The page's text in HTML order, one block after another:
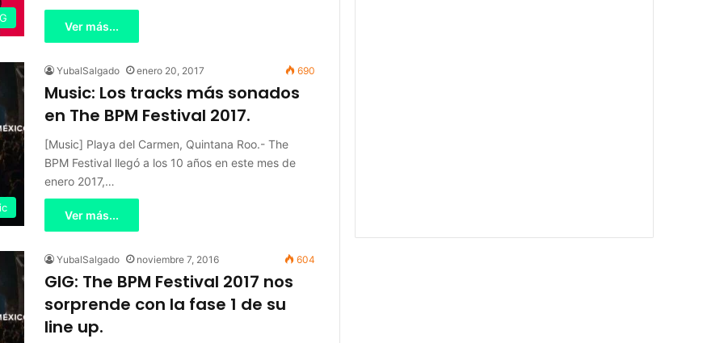
Ver más...
YubalSalgado enero 20, 2017 690
Music: Los tracks más sonados
en The BPM Festival 2017.
[Music] Playa del Carmen, Quintana Roo.- The
BPM Festival llegó a los 10 años en este mes de
enero 2017,…
Ver más...
YubalSalgado noviembre 7, 2016 604
GIG: The BPM Festival 2017 nos
sorprende con la fase 1 de su
line up.